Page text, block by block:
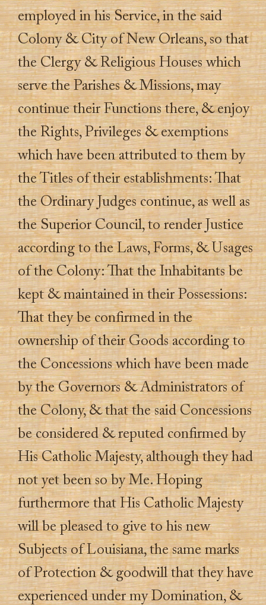
employed in his Service, in the said
Colony & City of New Orleans, so that
the Clergy & Religious Houses which
serve the Parishes & Missions, may
continue their Functions there, & enjoy
the Rights, Privileges & exemptions
which have been attributed to them by
the Titles of their establishments: That
the Ordinary Judges continue, as well as
the Superior Council, to render Justice
according to the Laws, Forms, & Usages
of the Colony: That the Inhabitants be
kept & maintained in their Possessions:
That they be confirmed in the
ownership of their Goods according to
the Concessions which have been made
by the Governors & Administrators of
the Colony, & that the said Concessions
be considered & reputed confirmed by
His Catholic Majesty, although they had
not yet been so by Me. Hoping
furthermore that His Catholic Majesty
will be pleased to give to his new
Subjects of Louisiana, the same marks
of Protection & goodwill that they have
experienced under my Domination, &